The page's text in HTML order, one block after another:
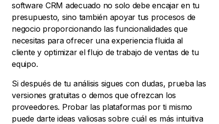
software CRM adecuado no solo debe encajar en tu
presupuesto, sino también apoyar tus procesos de
negocio proporcionando las funcionalidades que
necesitas para ofrecer una experiencia fluida al
cliente y optimizar el flujo de trabajo de ventas de tu
equipo.
Si después de tu análisis sigues con dudas, prueba las
versiones gratuitas o demos que ofrezcan los
proveedores. Probar las plataformas por ti mismo
puede darte ideas valiosas sobre cuál es más intuitiva